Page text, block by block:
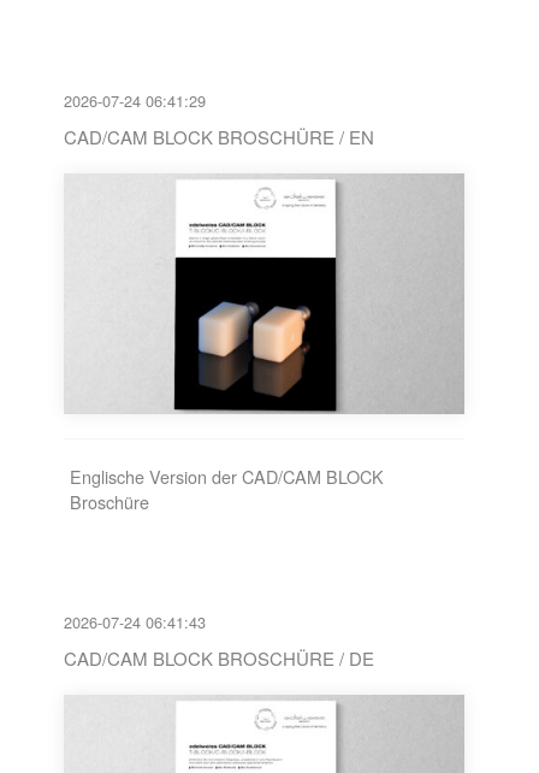
2026-07-24 06:41:29
CAD/CAM BLOCK BROSCHÜRE / EN
Englische Version der CAD/CAM BLOCK
Broschüre
2026-07-24 06:41:43
CAD/CAM BLOCK BROSCHÜRE / DE